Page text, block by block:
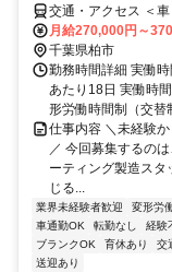
交通・アクセス ＜
エクスプレス「柏の
月給270,000円～
千葉県柏市
勤務時間詳細 実働
あたり18日 実働時
形労働時間制（交替
仕事内容 ＼未経験
／ 今回募集するの
ーティング製造ス
じる...
業界未経験者歓迎 変形労
車通勤OK
転勤なし 経験
ブランクOK
育休あり 交
送迎あり